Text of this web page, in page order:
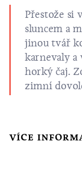
Přestože si
sluncem a
jinou tvář
karnevaly a
horký čaj.
zimní
VÍCE